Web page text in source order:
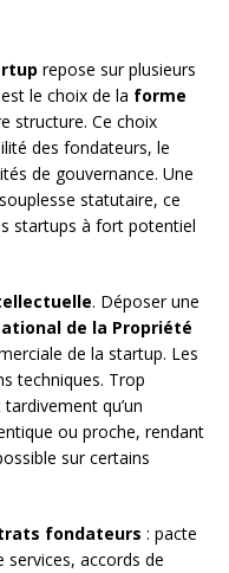
repose sur plusieurs
le choix de la forme
structure. Ce choix
des fondateurs, le
de gouvernance. Une
statutaire, ce
startups à fort potentiel
. Déposer une
de la Propriété
de la startup. Les
techniques. Trop
qu’un
ou proche, rendant
sur certains
fondateurs : pacte
services, accords de